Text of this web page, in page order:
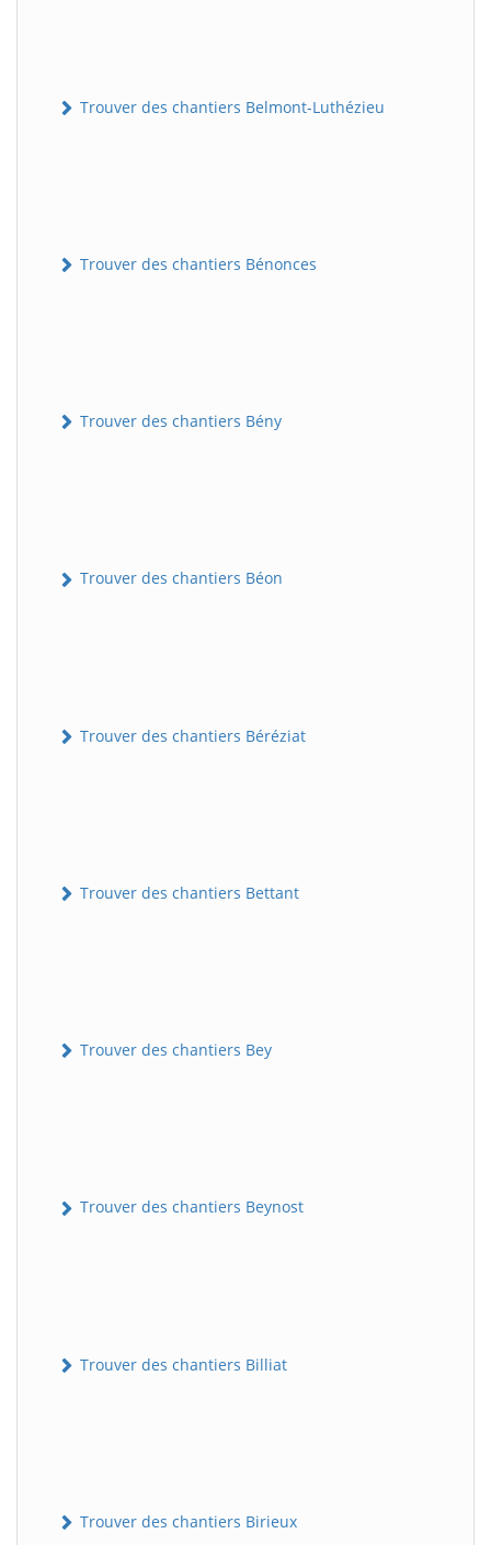
Trouver des chantiers Belmont-Luthézieu
Trouver des chantiers Bénonces
Trouver des chantiers Bény
Trouver des chantiers Béon
Trouver des chantiers Béréziat
Trouver des chantiers Bettant
Trouver des chantiers Bey
Trouver des chantiers Beynost
Trouver des chantiers Billiat
Trouver des chantiers Birieux